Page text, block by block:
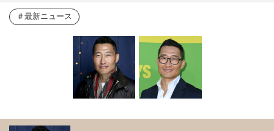
最新ニュース